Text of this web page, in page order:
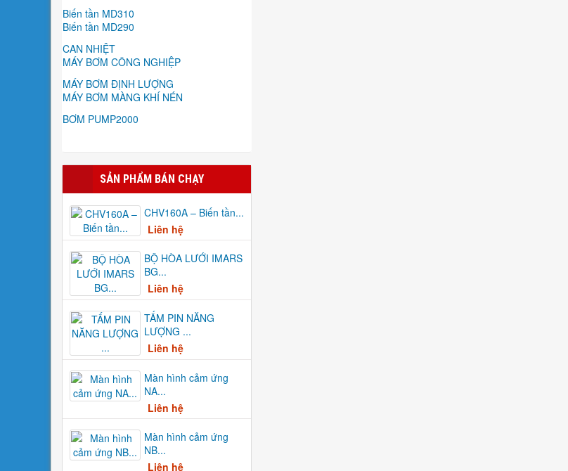
Biến tần MD310
Biến tần MD290
CAN NHIỆT
MÁY BƠM CÔNG NGHIỆP
MÁY BƠM ĐỊNH LƯỢNG
MÁY BƠM MÀNG KHÍ NÉN
BƠM PUMP2000
SẢN PHẨM BÁN CHẠY
CHV160A – Biến tần...
Liên hệ
BỘ HÒA LƯỚI IMARS
BG...
Liên hệ
TẤM PIN NĂNG
LƯỢNG ...
Liên hệ
Màn hình cảm ứng
NA...
Liên hệ
Màn hình cảm ứng
NB...
Liên hệ